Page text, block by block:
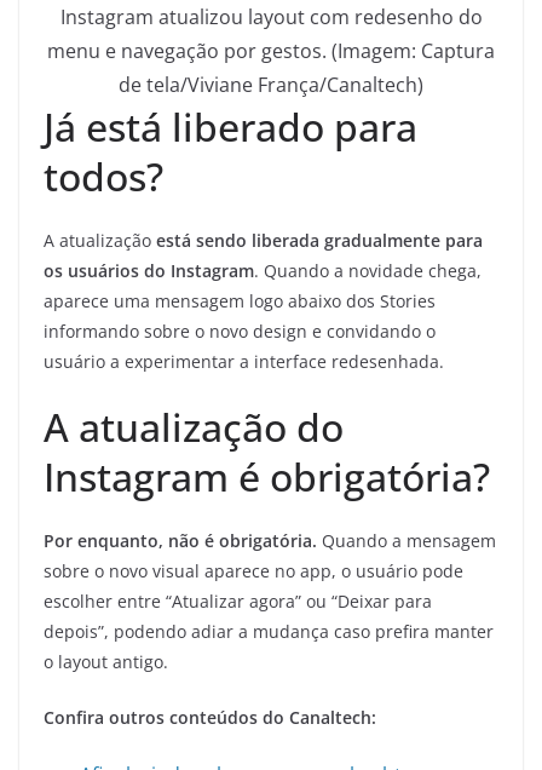
Instagram atualizou layout com redesenho do
menu e navegação por gestos. (Imagem: Captura
de tela/Viviane França/Canaltech)
Já está liberado para
todos?
A atualização está sendo liberada gradualmente para
os usuários do Instagram. Quando a novidade chega,
aparece uma mensagem logo abaixo dos Stories
informando sobre o novo design e convidando o
usuário a experimentar a interface redesenhada.
A atualização do
Instagram é obrigatória?
Por enquanto, não é obrigatória. Quando a mensagem
sobre o novo visual aparece no app, o usuário pode
escolher entre “Atualizar agora” ou “Deixar para
depois”, podendo adiar a mudança caso prefira manter
o layout antigo.
Confira outros conteúdos do Canaltech: